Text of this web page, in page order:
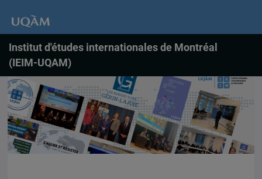
Institut d'études internationales de Montréal
(IEIM-UQAM)